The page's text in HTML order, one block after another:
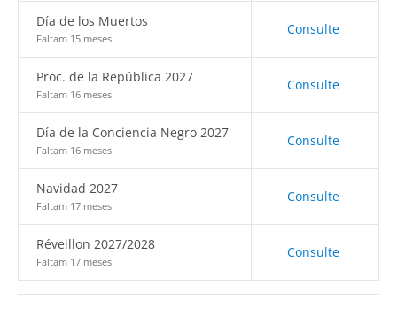
Día de los Muertos
Faltam 15 meses
Consulte
Proc. de la República 2027
Faltam 16 meses
Consulte
Día de la Conciencia Negro 2027
Faltam 16 meses
Consulte
Navidad 2027
Faltam 17 meses
Consulte
Réveillon 2027/2028
Faltam 17 meses
Consulte